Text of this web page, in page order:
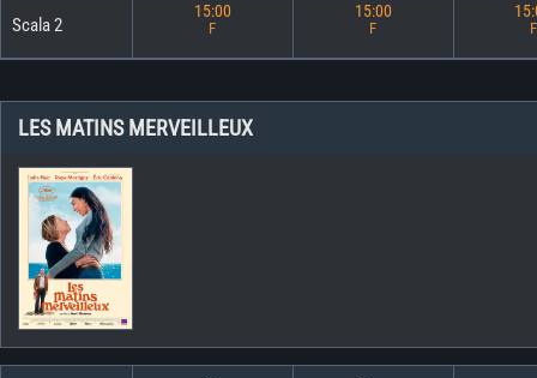
Scala 2
15:00
F
15:00
F F
LES MATINS MERVEILLEUX